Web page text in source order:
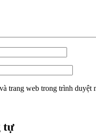
trang web trong trình duyệt
tự